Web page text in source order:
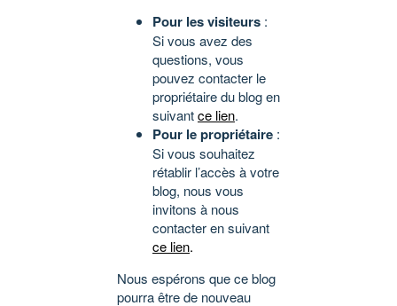
Pour les visiteurs :
Si vous avez des
questions, vous
pouvez contacter le
propriétaire du blog en
suivantce lien.
Pour le propriétaire :
Si vous souhaitez
rétablir l’accès à votre
blog, nous vous
invitons à nous
contacter en suivant
ce lien.
Nous espérons que ce blog
pourra être de nouveau